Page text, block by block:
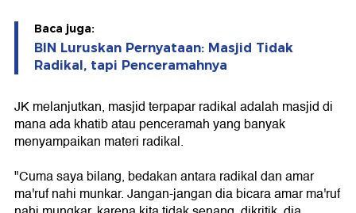
Baca juga:
BIN Luruskan Pernyataan: Masjid Tidak
Radikal, tapi Penceramahnya
JK melanjutkan, masjid terpapar radikal adalah masjid di
mana ada khatib atau penceramah yang banyak
menyampaikan materi radikal.
"Cuma saya bilang, bedakan antara radikal dan amar
ma'ruf nahi munkar. Jangan-jangan dia bicara amar ma'ruf